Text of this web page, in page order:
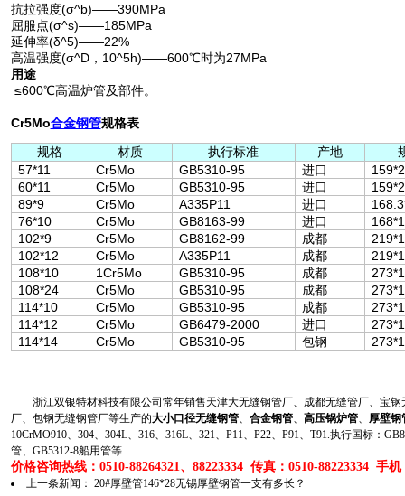
抗拉强度(σ^b)——390MPa
屈服点(σ^s)——185MPa
延伸率(δ^5)——22%
高温强度(σ^D， 10^5h)——600℃时为27MPa
用途
≤600℃高温炉管及部件。
Cr5Mo合金钢管规格表
规格 材质 执行标准 产地
57*11
Cr5Mo GB5310-95 进口
60*11
Cr5Mo GB5310-95 进口
89*9
Cr5Mo A335P11 进口
76*10
Cr5Mo GB8163-99 进口
102*9
Cr5Mo GB8162-99 成都
102*12
Cr5Mo A335P11 成都
108*10
1Cr5Mo GB5310-95 成都
108*24
Cr5Mo GB5310-95 成都
114*10
Cr5Mo GB5310-95 成都
114*12
Cr5Mo GB6479-2000 进口
114*14
Cr5Mo GB5310-95 包钢
浙江双银特材科技有限公司常年销售天津大无缝钢管厂、成都无缝管厂、宝钢
厂、包钢无缝钢管厂等生产的大小口径无缝钢管、 合金钢管、 高压锅炉管、
厚壁钢
10CrMO910、304、304L、316、316L、321、P11、P22、P91、T91.执行国标：
管、GB5312-8船用管等...
价格咨询热线：0510-88264321、88223334 传真：0510-88223334 手机
上一条新闻： 20#厚壁管146*28无锡厚壁钢管一支有多长？